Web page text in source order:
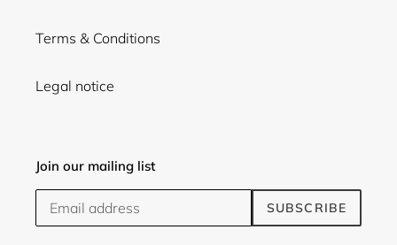
Terms & Conditions
Legal notice
Join our mailing list
SUBSCRIBE